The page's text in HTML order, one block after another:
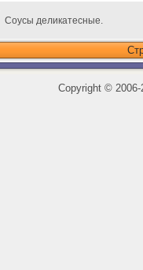
Соусы деликатесные.
Copyright ©